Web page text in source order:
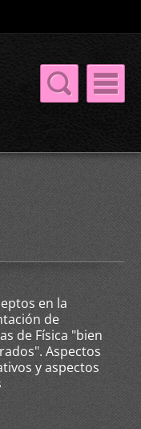
en la
de
de Física "bien
Aspectos
y aspectos